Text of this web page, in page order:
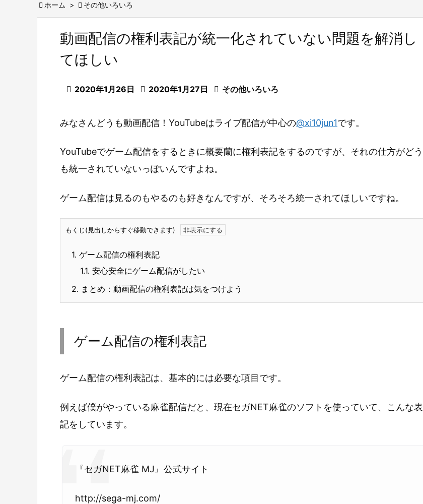
 ホーム >  その他いろいろ
動画配信の権利表記が統一化されていない問題を解消し
てほしい
 2020年1月26日  2020年1月27日  その他いろいろ
みなさんどうも動画配信！YouTubeはライブ配信が中心の@xi10jun1です。
YouTubeでゲーム配信をするときに概要蘭に権利表記をするのですが、それの仕方がどう
も統一されていないっぽいんですよね。
ゲーム配信は見るのもやるのも好きなんですが、そろそろ統一されてほしいですね。
もくじ(見出しからすぐ移動できます)
1. ゲーム配信の権利表記
1.1. 安心安全にゲーム配信がしたい
2. まとめ：動画配信の権利表記は気をつけよう
ゲーム配信の権利表記
ゲーム配信の権利表記は、基本的には必要な項目です。
例えば僕がやっている麻雀配信だと、現在セガNET麻雀のソフトを使っていて、こんな表
記をしています。
『セガNET麻雀 MJ』公式サイト
http://sega-mj.com/